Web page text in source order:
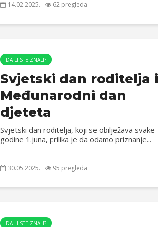
14.02.2025. 62 pregleda
DA LI STE ZNALI?
Svjetski dan roditelja i
Međunarodni dan
djeteta
Svjetski dan roditelja, koji se obilježava svake
godine 1.juna, prilika je da odamo priznanje...
30.05.2025. 95 pregleda
DA LI STE ZNALI?